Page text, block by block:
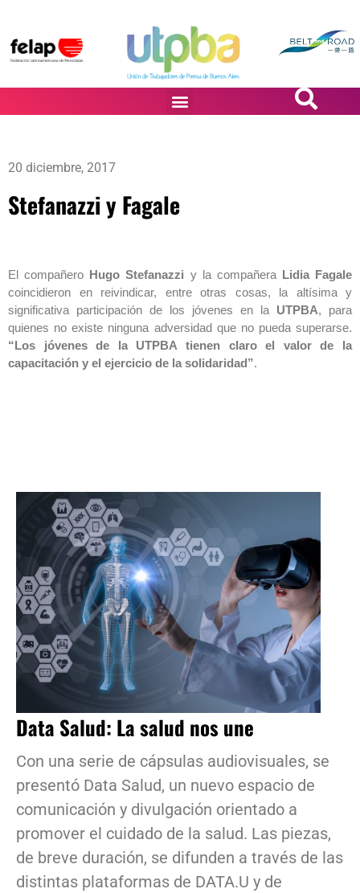
20 diciembre, 2017
Stefanazzi y Fagale
El compañero Hugo Stefanazzi y la compañera Lidia Fagale
coincidieron en reivindicar, entre otras cosas, la altísima y
significativa participación de los jóvenes en la UTPBA, para
quienes no existe ninguna adversidad que no pueda superarse.
“Los jóvenes de la UTPBA tienen claro el valor de la
capacitación y el ejercicio de la solidaridad”.
Data Salud: La salud nos une
Con una serie de cápsulas audiovisuales, se
presentó Data Salud, un nuevo espacio de
comunicación y divulgación orientado a
promover el cuidado de la salud. Las piezas,
de breve duración, se difunden a través de las
distintas plataformas de DATA.U y de